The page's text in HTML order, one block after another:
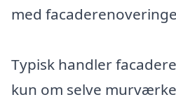
med
Typisk handler
kun om selve